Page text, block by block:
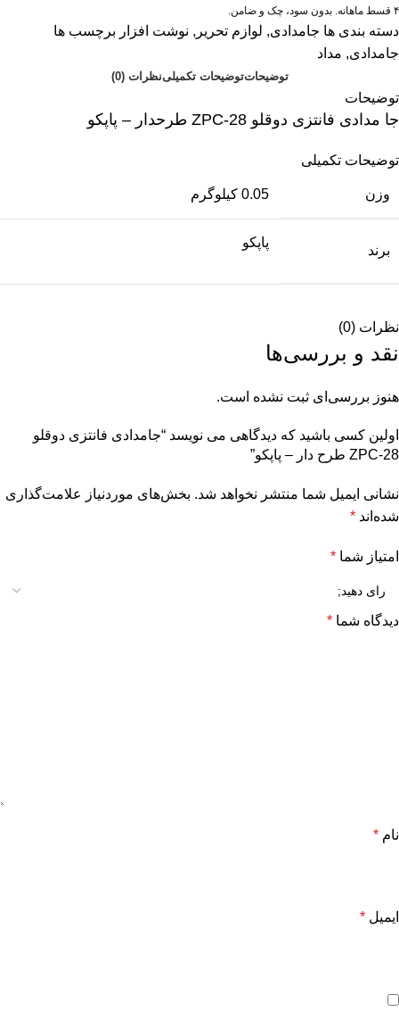
۴ قسط ماهانه. بدون سود، چک و ضامن.
دسته بندی ها جامدادی, لوازم تحریر , نوشت افزار برچسب ها
جامدادی, مداد
توضیحاتتوضیحات تکمیلینظرات (0)
توضیحات
جا مدادی فانتزی دوقلو ZPC-28 طرحدار – پاپکو
توضیحات تکمیلی
وزن 0.05 کیلوگرم
برند
پاپکو
نظرات (0)
نقد و بررسی‌ها
هنوز بررسی‌ای ثبت نشده است.
اولین کسی باشید که دیدگاهی می نویسد “جامدادی فانتزی دوقلو
ZPC-28 طرح دار – پاپکو”
نشانی ایمیل شما منتشر نخواهد شد. بخش‌های موردنیاز علامت‌گذاری
شده‌اند *
امتیاز شما *
دیدگاه شما *
نام *
ایمیل *